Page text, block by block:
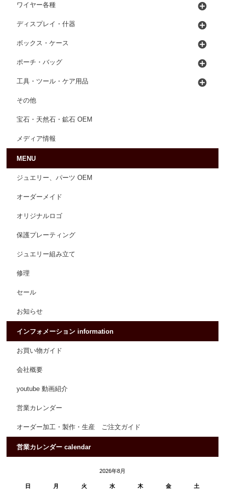
ワイヤー各種
ディスプレイ・什器
ボックス・ケース
ポーチ・バッグ
工具・ツール・ケア用品
その他
宝石・天然石・鉱石 OEM
メディア情報
MENU
ジュエリー、パーツ OEM
オーダーメイド
オリジナルロゴ
保護プレーティング
ジュエリー組み立て
修理
セール
お知らせ
インフォメーション information
お買い物ガイド
会社概要
youtube 動画紹介
営業カレンダー
オーダー加工・製作・生産 ご注文ガイド
営業カレンダー calendar
2026年8月
日 月 火 水 木 金 土